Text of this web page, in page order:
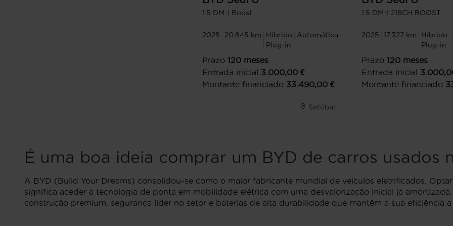
1.5 DM-i Boost
2025 20.845 km
Híbrido
Plug-in
Automática
Prazo 120 meses
Entrada inicial 3.000,00 €
Montante financiado 33.490,00 €
Setúbal
1.5 DM-I 218CH BOOST
2025 17.327 km
Híbrido
Plug-in
Prazo 120 meses
Entrada inicial
Montante financiado
É uma boa ideia comprar um BYD de carros usados
A BYD (Build Your Dreams) consolidou-se como o maior fabricante mundial de veículos eletrificados.
significa aceder a tecnologia de ponta em mobilidade elétrica com uma desvalorização inicial já
construção premium, segurança líder no setor e baterias de alta durabilidade que mantêm a sua eficiência